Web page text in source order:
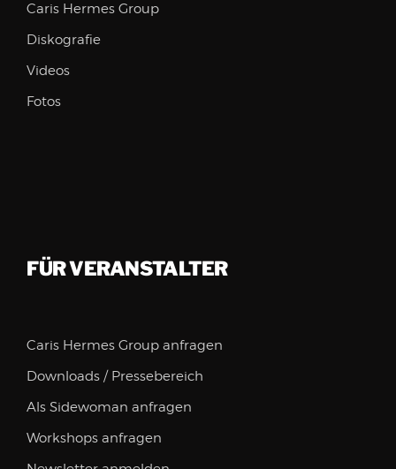
Caris Hermes Group
Diskografie
Videos
Fotos
FÜR VERANSTALTER
Caris Hermes Group anfragen
Downloads / Pressebereich
Als Sidewoman anfragen
Workshops anfragen